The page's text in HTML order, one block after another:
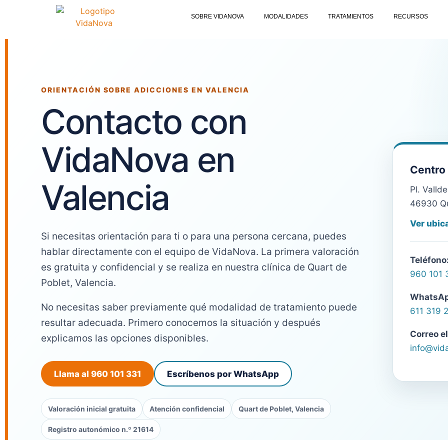
SOBRE VIDANOVA MODALIDADES TRATAMIENTOS RECURSOS
ORIENTACIÓN SOBRE ADICCIONES EN VALENCIA
Contacto con
VidaNova en
Valencia
Si necesitas orientación para ti o para una persona cercana, puedes
hablar directamente con el equipo de VidaNova. La primera valoración
es gratuita y confidencial y se realiza en nuestra clínica de Quart de
Poblet, Valencia.
No necesitas saber previamente qué modalidad de tratamiento puede
resultar adecuada. Primero conocemos la situación y después
explicamos las opciones disponibles.
Llama al 960 101 331 Escríbenos por WhatsApp
Valoración inicial gratuita Atención confidencial Quart de Poblet, Valencia
Registro autonómico n.º 21614
Centro
Pl.
46930
Ver
960 101
611 319
Correo